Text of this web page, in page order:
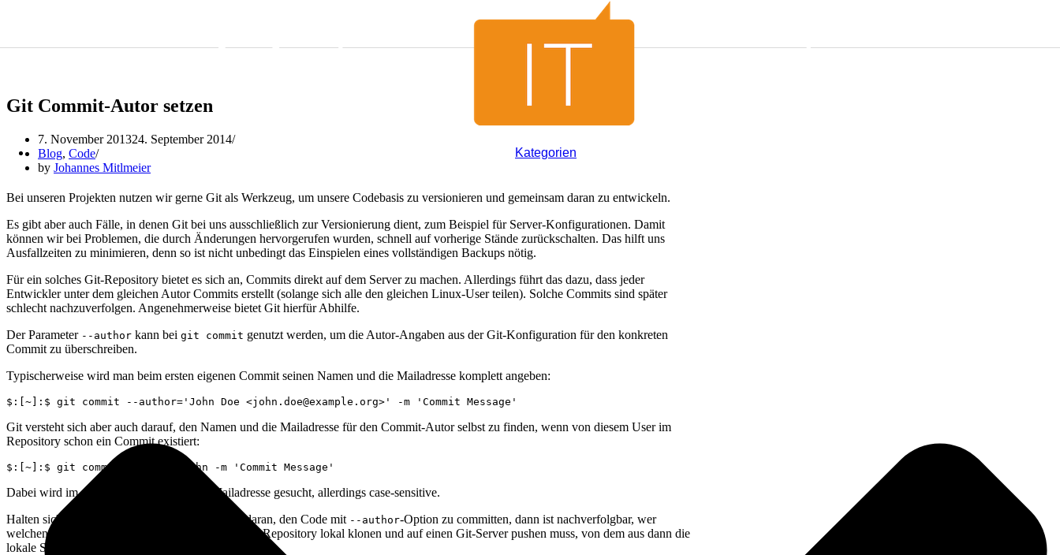
Kategorien
Git Commit-Autor setzen
7. November 201324. September 2014
Blog, Code
by Johannes Mitlmeier
Bei unseren Projekten nutzen wir gerne Git als Werkzeug, um unsere Codebasis zu versionieren und gemeinsam daran zu entwickeln.
Es gibt aber auch Fälle, in denen Git bei uns ausschließlich zur Versionierung dient, zum Beispiel für Server-Konfigurationen. Damit
können wir bei Problemen, die durch Änderungen hervorgerufen wurden, schnell auf vorherige Stände zurückschalten. Das hilft uns
Ausfallzeiten zu minimieren, denn so ist nicht unbedingt das Einspielen eines vollständigen Backups nötig.
Für ein solches Git-Repository bietet es sich an, Commits direkt auf dem Server zu machen. Allerdings führt das dazu, dass jeder
Entwickler unter dem gleichen Autor Commits erstellt (solange sich alle den gleichen Linux-User teilen). Solche Commits sind später
schlecht nachzuverfolgen. Angenehmerweise bietet Git hierfür Abhilfe.
Der Parameter --author kann bei git commit genutzt werden, um die Autor-Angaben aus der Git-Konfiguration für den konkreten
Commit zu überschreiben.
Typischerweise wird man beim ersten eigenen Commit seinen Namen und die Mailadresse komplett angeben:
$:[~]:$ git commit --author='John Doe <john.doe@example.org>' -m 'Commit Message'
Git versteht sich aber auch darauf, den Namen und die Mailadresse für den Commit-Autor selbst zu finden, wenn von diesem User im
Repository schon ein Commit existiert:
$:[~]:$ git commit --author=John -m 'Commit Message'
Dabei wird im gesamten Namen und der Mailadresse gesucht, allerdings case-sensitive.
Halten sich alle Committer in einem Repository daran, den Code mit --author-Option zu committen, dann ist nachverfolgbar, wer
welchen Commit verantwortet, ohne dass jeder das Repository lokal klonen und auf einen Git-Server pushen muss, von dem aus dann die
lokale Serverkonfiguration gepullt wird.